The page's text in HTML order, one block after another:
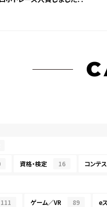
資格・検定 16 コンテ
111 ゲーム／VR 89 e